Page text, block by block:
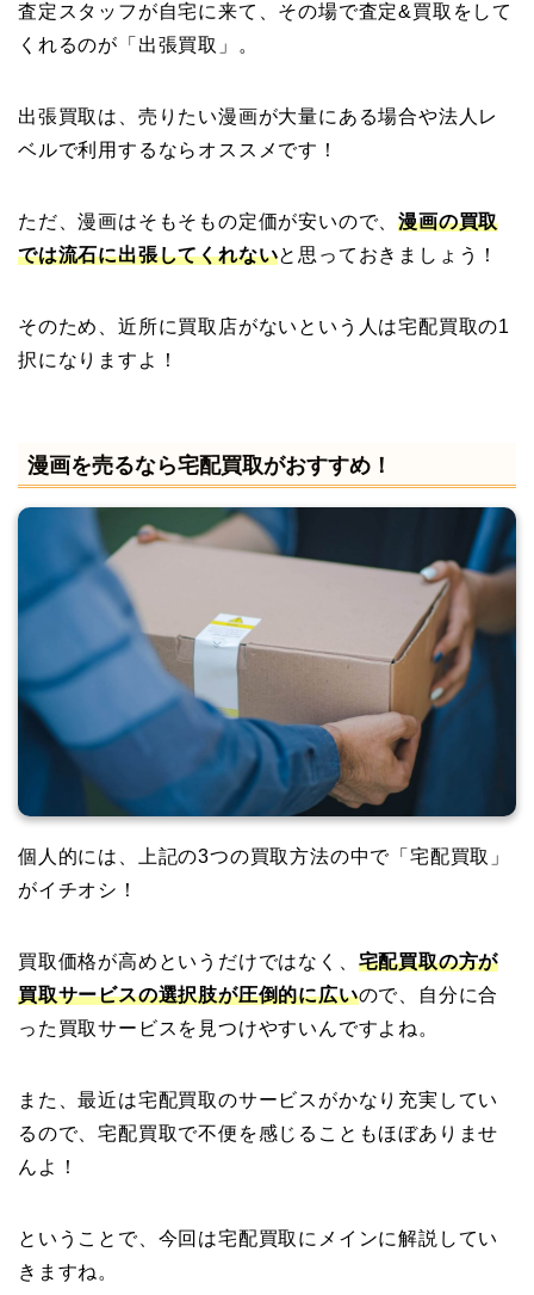
査定スタッフが自宅に来て、その場で査定&買取をして
くれるのが「出張買取」。
出張買取は、売りたい漫画が大量にある場合や法人レ
ベルで利用するならオススメです！
ただ、漫画はそもそもの定価が安いので、漫画の買取
では流石に出張してくれないと思っておきましょう！
そのため、近所に買取店がないという人は宅配買取の1
択になりますよ！
漫画を売るなら宅配買取がおすすめ！
個人的には、上記の3つの買取方法の中で「宅配買取」
がイチオシ！
買取価格が高めというだけではなく、 宅配買取の方が
買取サービスの選択肢が圧倒的に広いので、自分に合
った買取サービスを見つけやすいんですよね。
また、最近は宅配買取のサービスがかなり充実してい
るので、宅配買取で不便を感じることもほぼありませ
んよ！
ということで、今回は宅配買取にメインに解説してい
きますね。